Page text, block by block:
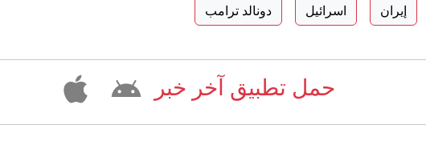
إيران اسرائيل دونالد ترامب
حمل تطبيق آخر خبر